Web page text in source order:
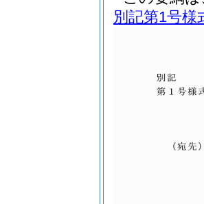
別記第1号様